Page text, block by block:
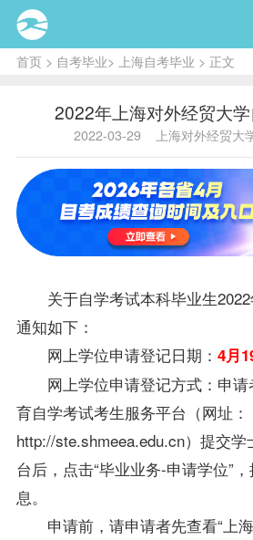
首页> 自考毕业> 上海自考毕业 > 正文
2022年上海对外经贸大
2022-03-29 上海对外经贸大
关于自学考试本科毕业生
通知如下：
网上学位申请登记日期： 4月
网上学位申请登记方式：申
育自学考试考生服务平台（网址：
http://ste.shmeea.edu.cn）提交
台后，点击“毕业业务-申请学位”
息。
申请前，请申请者先查看“上